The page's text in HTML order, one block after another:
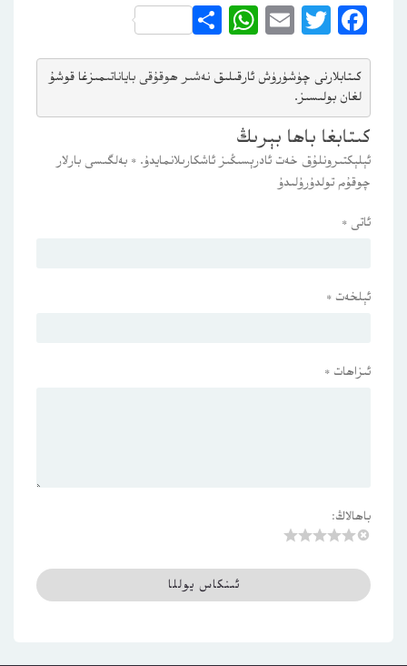
Facebook
Twitter
Email
WhatsApp
Share
كىتابلارنى چۈشۈرۈش ئارقىلىق نەشىر ھوقۇقى باياناتىمىزغا قوشۇ
لغان بولىسىز.
كىتابغا باھا بېرىڭ
ئېلېكتىرونلۇق خەت ئادرېسىڭىز ئاشكارىلانمايدۇ. * بەلگىسى بارلار
چوقۇم تولدۇرۇلىدۇ
ئاتى *
ئېلخەت *
ئىزاھات *
باھالاڭ: